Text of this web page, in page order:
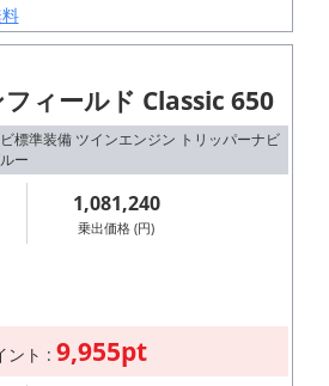
ィールド Classic 650
標準装備 ツインエンジン トリッパーナビ
ー
1,081,240
乗出価格 (円)
ント : 9,955pt